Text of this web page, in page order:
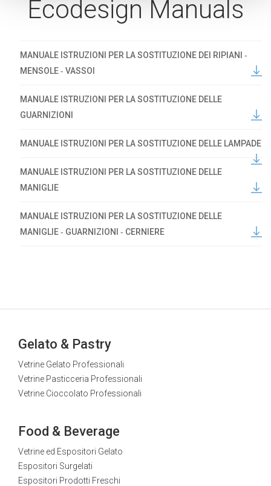
Ecodesign Manuals
MANUALE ISTRUZIONI PER LA SOSTITUZIONE DEI RIPIANI ‐
MENSOLE ‐ VASSOI
MANUALE ISTRUZIONI PER LA SOSTITUZIONE DELLE
GUARNIZIONI
MANUALE ISTRUZIONI PER LA SOSTITUZIONE DELLE LAMPADE
MANUALE ISTRUZIONI PER LA SOSTITUZIONE DELLE
MANIGLIE
MANUALE ISTRUZIONI PER LA SOSTITUZIONE DELLE
MANIGLIE ‐ GUARNIZIONI ‐ CERNIERE
Gelato & Pastry
Vetrine Gelato Professionali
Vetrine Pasticceria Professionali
Vetrine Cioccolato Professionali
Food & Beverage
Vetrine ed Espositori Gelato
Espositori Surgelati
Espositori Prodotti Freschi